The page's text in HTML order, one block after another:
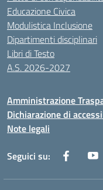
Educazione Civica
Modulistica Inclusione
Dipartimenti disciplinari
Libri di Testo
A.S. 2026-2027
Amministrazione
Dichiarazione di
Note legali
Seguici su: